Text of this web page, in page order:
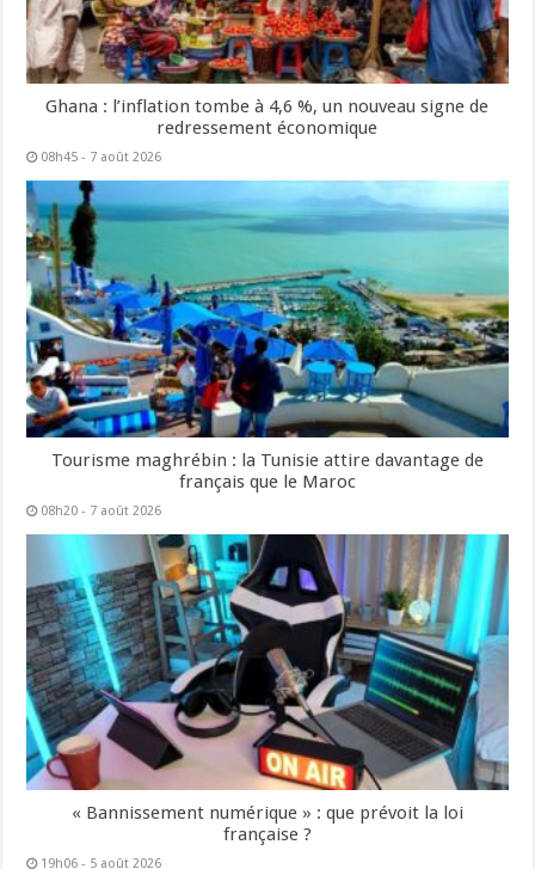
Ghana : l’inflation tombe à 4,6 %, un nouveau signe de
redressement économique
08h45 - 7 août 2026
Tourisme maghrébin : la Tunisie attire davantage de
français que le Maroc
08h20 - 7 août 2026
« Bannissement numérique » : que prévoit la loi
française ?
19h06 - 5 août 2026